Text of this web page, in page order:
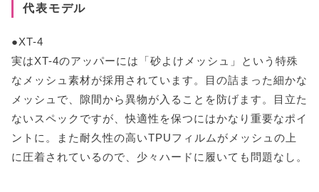
代表モデル
●XT-4
実はXT-4のアッパーには「砂よけメッシュ」という特殊
なメッシュ素材が採用されています。目の詰まった細かな
メッシュで、隙間から異物が入ることを防げます。目立た
ないスペックですが、快適性を保つにはかなり重要なポイ
ントに。また耐久性の高いTPUフィルムがメッシュの上
に圧着されているので、少々ハードに履いても問題なし。